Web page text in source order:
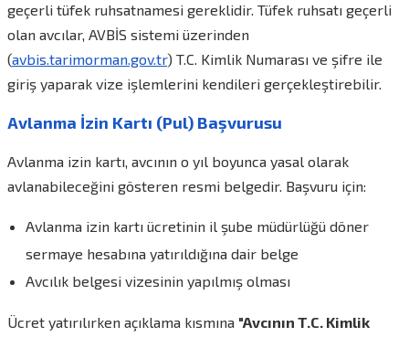
geçerli tüfek ruhsatnamesi gereklidir. Tüfek ruhsatı geçerli
olan avcılar, AVBİS sistemi üzerinden
(avbis.tarimorman.gov.tr) T.C. Kimlik Numarası ve şifre ile
giriş yaparak vize işlemlerini kendileri gerçekleştirebilir.
Avlanma İzin Kartı (Pul) Başvurusu
Avlanma izin kartı, avcının o yıl boyunca yasal olarak
avlanabileceğini gösteren resmi belgedir. Başvuru için:
Avlanma izin kartı ücretinin il şube müdürlüğü döner
sermaye hesabına yatırıldığına dair belge
Avcılık belgesi vizesinin yapılmış olması
Ücret yatırılırken açıklama kısmına "Avcının T.C. Kimlik